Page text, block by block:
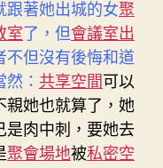
跟著她出城的女聚
室 了，但會議室出
不但沒有後悔和道
： 共享空間可以
親她也就算了，她
是肉中刺，要她去
聚會場地被私密空